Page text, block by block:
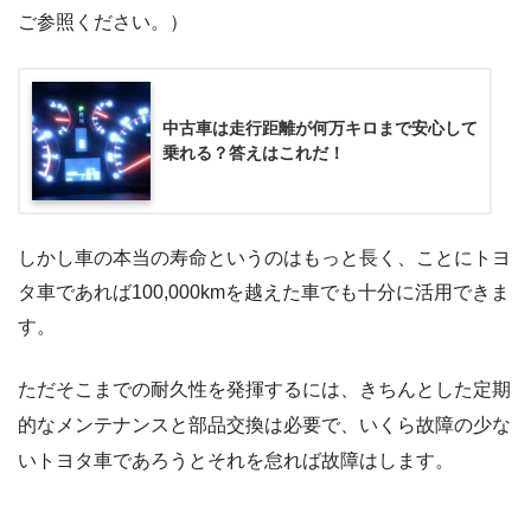
ご参照ください。）
中古車は走行距離が何万キロまで安心して
乗れる？答えはこれだ！
しかし車の本当の寿命というのはもっと長く、ことにトヨ
タ車であれば100,000kmを越えた車でも十分に活用できま
す。
ただそこまでの耐久性を発揮するには、きちんとした定期
的なメンテナンスと部品交換は必要で、いくら故障の少な
いトヨタ車であろうとそれを怠れば故障はします。